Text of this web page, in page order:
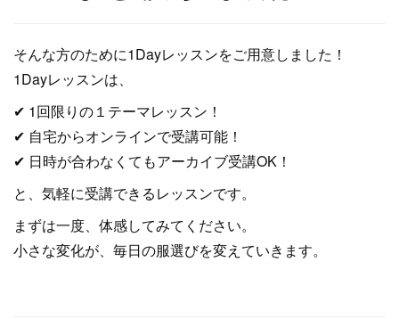
そんな方のために1Dayレッスンをご用意しました！
1Dayレッスンは、
✔ 1回限りの１テーマレッスン！
✔ 自宅からオンラインで受講可能！
✔ 日時が合わなくてもアーカイブ受講OK！
と、気軽に受講できるレッスンです。
まずは一度、体感してみてください。
小さな変化が、毎日の服選びを変えていきます。